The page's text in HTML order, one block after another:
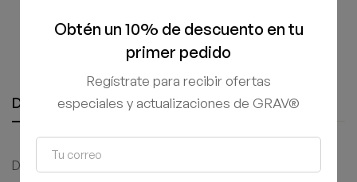
Descripción Información adicional
Disfruta una forma práctica y eficiente de concentrados
Obtén un 10% de descuento en tu
primer pedido
Regístrate para recibir ofertas
especiales y actualizaciones de GRAV®